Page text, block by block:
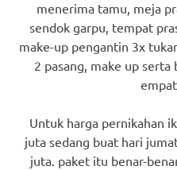
menerima tamu, meja
sendok garpu, tempat
make-up pengantin 3x
2 pasang, make up
Untuk harga pernikahan
juta sedang buat hari
juta. paket itu benar-